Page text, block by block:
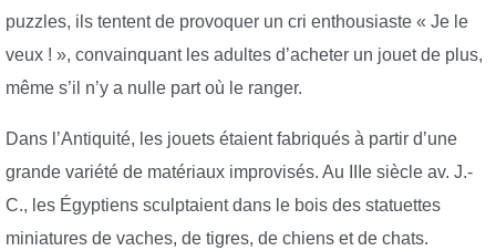
puzzles, ils tentent de provoquer un cri enthousiaste « Je le
veux ! », convainquant les adultes d’acheter un jouet de plus,
même s’il n’y a nulle part où le ranger.
Dans l’Antiquité, les jouets étaient fabriqués à partir d’une
grande variété de matériaux improvisés. Au IIIe siècle av. J.-
C., les Égyptiens sculptaient dans le bois des statuettes
miniatures de vaches, de tigres, de chiens et de chats.